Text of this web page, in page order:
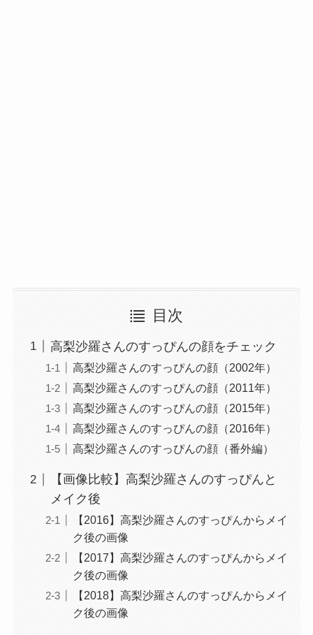
目次
高梨沙羅さんのすっぴんの顔をチェック
高梨沙羅さんのすっぴんの顔（2002年）
高梨沙羅さんのすっぴんの顔（2011年）
高梨沙羅さんのすっぴんの顔（2015年）
高梨沙羅さんのすっぴんの顔（2016年）
高梨沙羅さんのすっぴんの顔（番外編）
【画像比較】高梨沙羅さんのすっぴんと
メイク後
【2016】高梨沙羅さんのすっぴんからメイ
ク後の画像
【2017】高梨沙羅さんのすっぴんからメイ
ク後の画像
【2018】高梨沙羅さんのすっぴんからメイ
ク後の画像